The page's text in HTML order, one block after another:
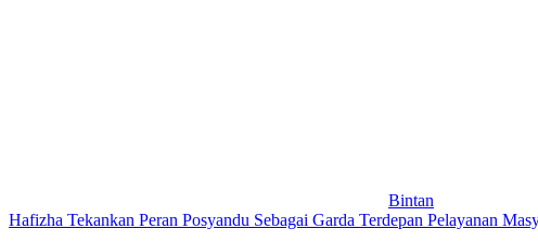
Bintan
Hafizha Tekankan Peran Posyandu Sebagai Garda Terdepan Pelayanan